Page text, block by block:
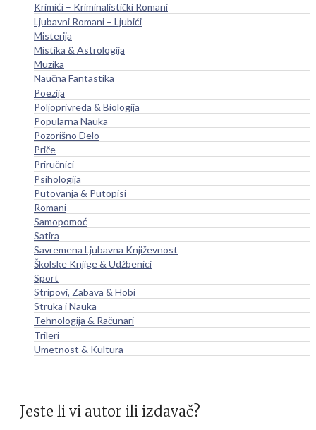
Krimići – Kriminalistički Romani
Ljubavni Romani – Ljubići
Misterija
Mistika & Astrologija
Muzika
Naučna Fantastika
Poezija
Poljoprivreda & Biologija
Popularna Nauka
Pozorišno Delo
Priče
Priručnici
Psihologija
Putovanja & Putopisi
Romani
Samopomoć
Satira
Savremena Ljubavna Književnost
Školske Knjige & Udžbenici
Sport
Stripovi, Zabava & Hobi
Struka i Nauka
Tehnologija & Računari
Trileri
Umetnost & Kultura
Jeste li vi autor ili izdavač?